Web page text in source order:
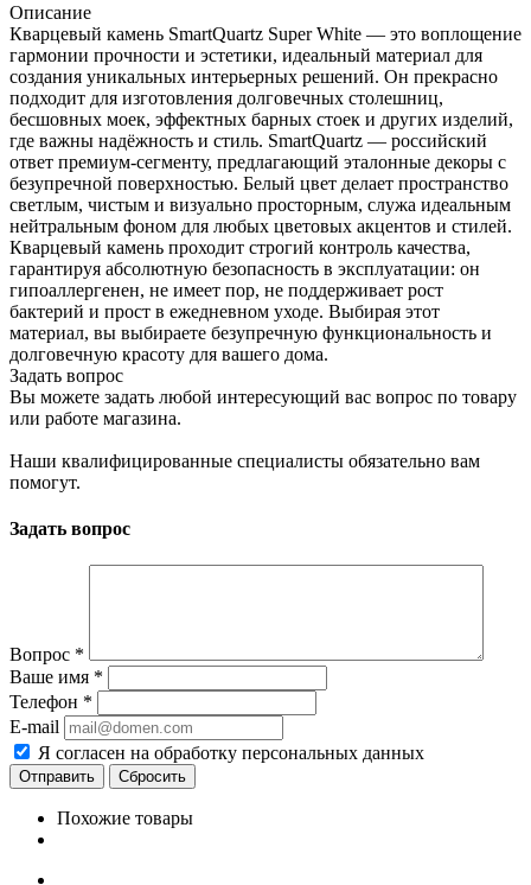
Описание
Кварцевый камень SmartQuartz Super White — это воплощение
гармонии прочности и эстетики, идеальный материал для
создания уникальных интерьерных решений. Он прекрасно
подходит для изготовления долговечных столешниц,
бесшовных моек, эффектных барных стоек и других изделий,
где важны надёжность и стиль. SmartQuartz — российский
ответ премиум-сегменту, предлагающий эталонные декоры с
безупречной поверхностью. Белый цвет делает пространство
светлым, чистым и визуально просторным, служа идеальным
нейтральным фоном для любых цветовых акцентов и стилей.
Кварцевый камень проходит строгий контроль качества,
гарантируя абсолютную безопасность в эксплуатации: он
гипоаллергенен, не имеет пор, не поддерживает рост
бактерий и прост в ежедневном уходе. Выбирая этот
материал, вы выбираете безупречную функциональность и
долговечную красоту для вашего дома.
Задать вопрос
Вы можете задать любой интересующий вас вопрос по товару
или работе магазина.
Наши квалифицированные специалисты обязательно вам
помогут.
Задать вопрос
Вопрос *
Ваше имя *
Телефон *
E-mail
Я согласен на обработку персональных данных
Сбросить
Похожие товары